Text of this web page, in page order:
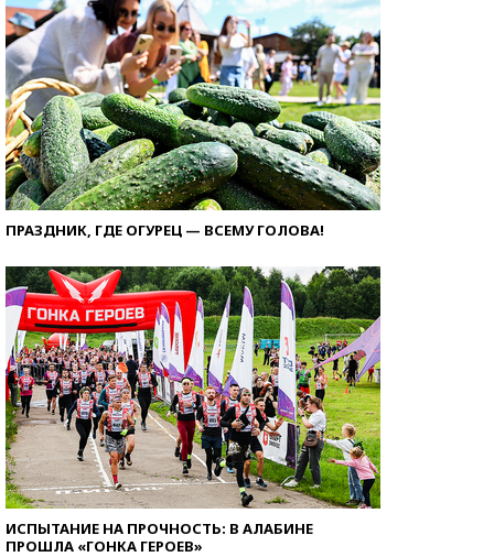
ПРАЗДНИК, ГДЕ ОГУРЕЦ — ВСЕМУ ГОЛОВА!
ИСПЫТАНИЕ НА ПРОЧНОСТЬ: В АЛАБИНЕ
ПРОШЛА «ГОНКА ГЕРОЕВ»